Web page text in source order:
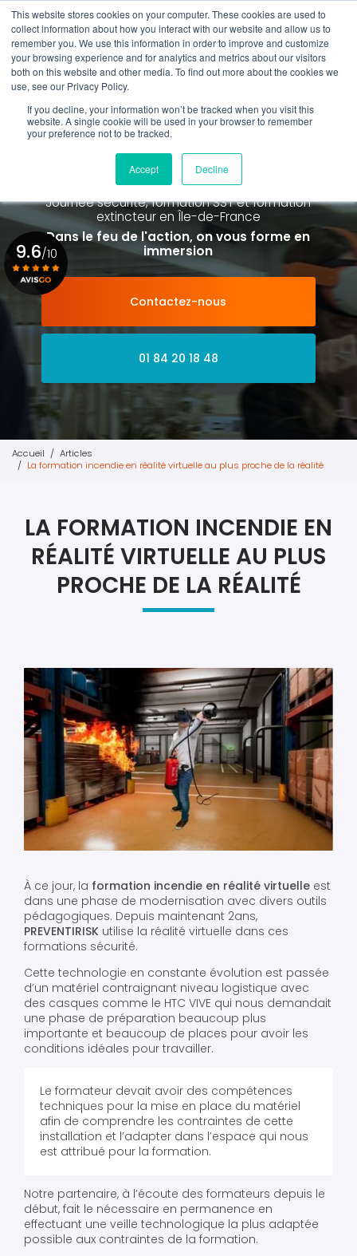
This website stores cookies on your computer. These cookies are used to
collect information about how you interact with our website and allow us to
remember you. We use this information in order to improve and customize
your browsing experience and for analytics and metrics about our visitors
both on this website and other media. To find out more about the cookies we
use, see our Privacy Policy.
If you decline, your information won’t be tracked when you visit this
website. A single cookie will be used in your browser to remember
your preference not to be tracked.
Accept Decline
Aller
au
contenu
principal
01 84 20 18 48
Rappel gratuit
Spécialiste de la formation SST et
de la Formation Incendie
à Paris La Défense depuis 2015
Journée sécurité, formation SST et formation
extincteuren Île-de-France
Dans le feu de l'action, on vous forme en
immersion
Contactez-nous
01 84 20 18 48
9.6/10
Voir le certificat
Accueil
Articles
La formation incendie en réalité virtuelle au plus proche de la réalité
LA FORMATION INCENDIE EN
RÉALITÉ VIRTUELLE AU PLUS
PROCHE DE LA RÉALITÉ
À ce jour, la formation incendie en réalité virtuelle est
dans une phase de modernisation avec divers outils
pédagogiques. Depuis maintenant 2ans,
PREVENTIRISK utilise la réalité virtuelle dans ces
formations sécurité.
Cette technologie en constante évolution est passée
d’un matériel contraignant niveau logistique avec
des casques comme le HTC VIVE qui nous demandait
une phase de préparation beaucoup plus
importante et beaucoup de places pour avoir les
conditions idéales pour travailler.
Le formateur devait avoir des compétences
techniques pour la mise en place du matériel
afin de comprendre les contraintes de cette
installation et l’adapter dans l’espace qui nous
est attribué pour la formation.
Notre partenaire, à l’écoute des formateurs depuis le
début, fait le nécessaire en permanence en
effectuant une veille technologique la plus adaptée
possible aux contraintes de la formation.